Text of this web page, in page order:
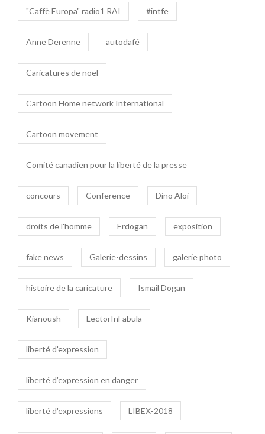
"Caffè Europa" radio1 RAI #intfe
Anne Derenne autodafé
Caricatures de noël
Cartoon Home network International
Cartoon movement
Comité canadien pour la liberté de la presse
concours Conference Dino Aloi
droits de l'homme Erdogan exposition
fake news Galerie-dessins galerie photo
histoire de la caricature Ismail Dogan
Kianoush LectorInFabula
liberté d'expression
liberté d'expression en danger
liberté d'expressions LIBEX-2018